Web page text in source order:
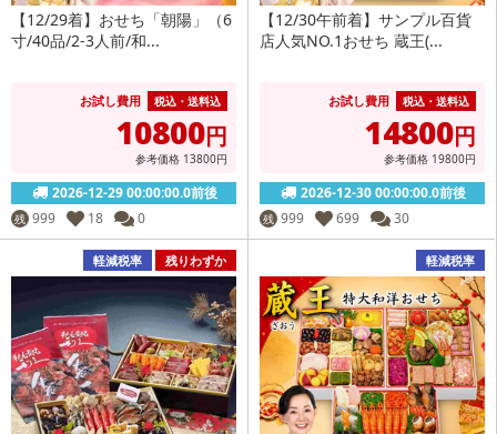
【12/29着】おせち「朝陽」（6
寸/40品/2-3人前/和...
お試し費用 税込・送料込
10800円
参考価格 13800円
2026-12-29 00:00:00.0前後
残 999 18 0
【12/30午前着】サンプル百貨
店人気NO.1おせち 蔵王(...
お試し費用 税込・送料込
14800円
参考価格 19800円
2026-12-30 00:00:00.0前後
残 999 699 30
軽減税率 残りわずか 軽減税率